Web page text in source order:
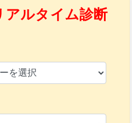
アルタイム診断